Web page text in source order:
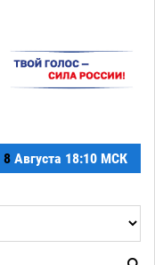
8 Августа 18:10 МСК